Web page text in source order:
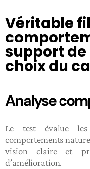
Véritable
support de
choix du
Analyse
Le test évalue les
comportements
vision claire et
d’amélioration.